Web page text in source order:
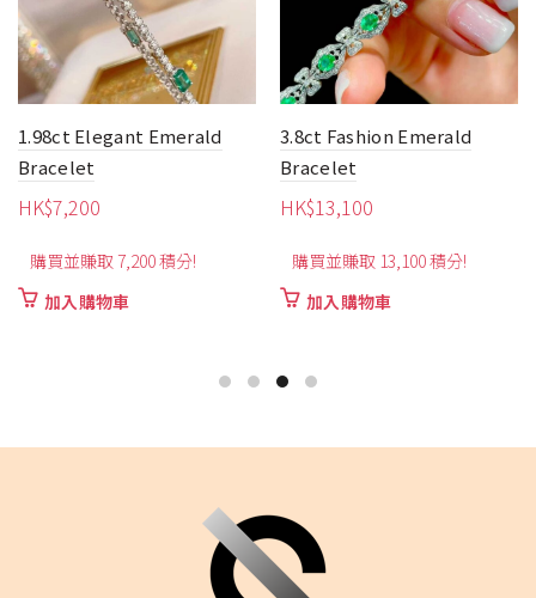
1.98ct Elegant Emerald
Bracelet
HK$7,200
購買並賺取 7,200 積分!
加入購物車
3.8ct Fashion Emerald
Bracelet
HK$13,100
購買並賺取 13,100 積分!
加入購物車